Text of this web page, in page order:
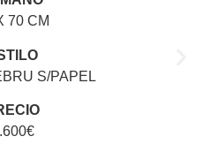
70 CM
S/PAPEL